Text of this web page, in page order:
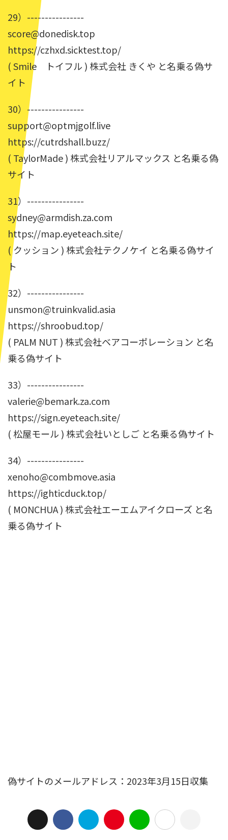
29）----------------
score@donedisk.top
https://czhxd.sicktest.top/
( Smile トイフル ) 株式会社 きくや と名乗る偽サ
イト
30）----------------
support@optmjgolf.live
https://cutrdshall.buzz/
( TaylorMade ) 株式会社リアルマックス と名乗る偽
サイト
31）----------------
sydney@armdish.za.com
https://map.eyeteach.site/
( クッション ) 株式会社テクノケイ と名乗る偽サイ
ト
32）----------------
unsmon@truinkvalid.asia
https://shroobud.top/
( PALM NUT ) 株式会社ベアコーポレーション と名
乗る偽サイト
33）----------------
valerie@bemark.za.com
https://sign.eyeteach.site/
( 松屋モール ) 株式会社いとしご と名乗る偽サイト
34）----------------
xenoho@combmove.asia
https://ighticduck.top/
( MONCHUA ) 株式会社エーエムアイクローズ と名
乗る偽サイト
偽サイトのメールアドレス：2023年3月15日収集